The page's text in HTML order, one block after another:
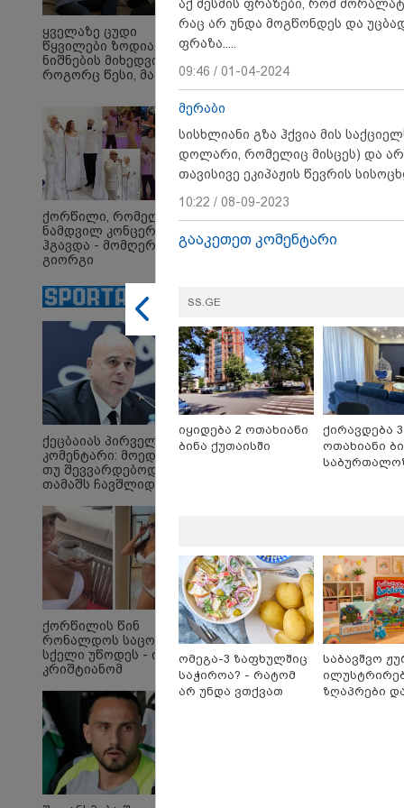
23:45
- 35
12:38
"ზეწარგადაფარებული
მკვდარი, უსულოდ
დაგდებული შვილი არ
უნახავს იმნაძის დედას"
- ეკა კუპატაძის
პირველი ემოციური
კომენტარი ნია იმნაძის
დაკავებაზე
ყველაზე ცუდი
წყვილები ზოდიაქოს
ნიშნების მიხედვით -
როგორც წესი, მათ არ
ურთიერთობა
ქორწილი, რომელიც
ნამდვილ კონცერტს
ჰგავდა - მომღერალი
გიორგი
დაქორწინდა (ვიდეო)
ქეცბაიას პირველი
კომენტარი: მოედანზე
თუ შევვარდებოდი და
თამაშს ჩავშლიდი,
ქორწილის წინ
რონალდოს საცოლეს
სქელი უწოდეს - ის
კრიშტიანომ
მორგანიც
გამოექომაგა
აქ მესმის ფრაზები, რომ
რაც არ უნდა მოგწონდეს და
ფრაზა.....
09:46 / 01-04-2024
მერაბი
სისხლიანი გზა ჰქვია მის
დოლარი, რომელიც მისცეს) და
თავისივე ეკიპაჟის წევრის
10:22 / 08-09-2023
გააკეთეთ კომენტარი
SS.GE
იყიდება 2 ოთახიანი
ბინა ქუთაისში
ქირავდება 3
ოთახიანი
ომეგა-3 ზაფხულშიც
საჭიროა? - რატომ
არ უნდა ვთქვათ
საბავშვო
ზღაპრები